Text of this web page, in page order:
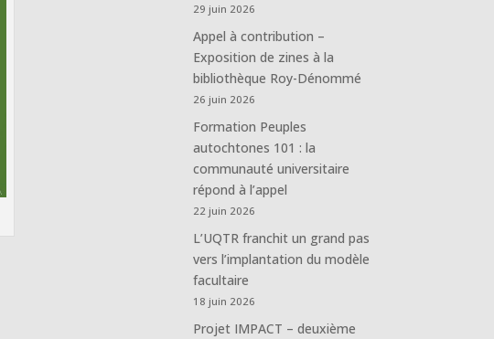
29 juin 2026
Appel à contribution –
Exposition de zines à la
bibliothèque Roy-Dénommé
26 juin 2026
Formation Peuples
autochtones 101 : la
communauté universitaire
répond à l’appel
22 juin 2026
L’UQTR franchit un grand pas
vers l’implantation du modèle
facultaire
18 juin 2026
Projet IMPACT – deuxième